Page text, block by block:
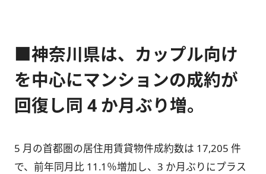
■神奈川県は、カップル向け
を中心にマンションの成約が
回復し同 4 か月ぶり増。
5 月の首都圏の居住用賃貸物件成約数は 17,205 件
で、前年同月比 11.1％増加し、3 か月ぶりにプラス